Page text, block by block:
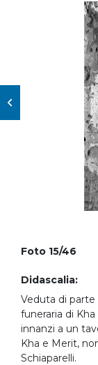
Foto 15/46
Didascalia:
Veduta di parte
funeraria di
innanzi a un
Kha e Merit,
Schiaparelli.